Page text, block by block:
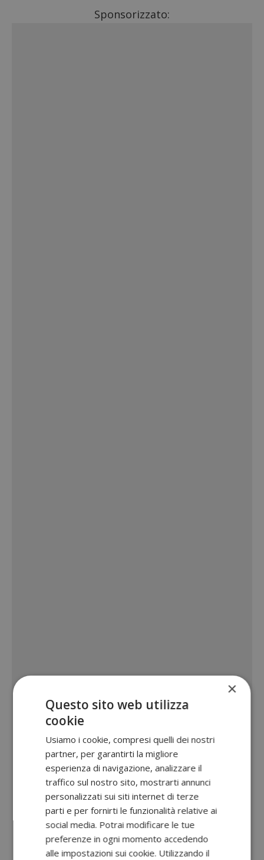
Sponsorizzato:
×
Questo sito web utilizza
cookie
Usiamo i cookie, compresi quelli dei nostri
partner, per garantirti la migliore
esperienza di navigazione, analizzare il
traffico sul nostro sito, mostrarti annunci
personalizzati sui siti internet di terze
parti e per fornirti le funzionalità relative ai
social media. Potrai modificare le tue
preferenze in ogni momento accedendo
alle impostazioni sui cookie. Utilizzando il